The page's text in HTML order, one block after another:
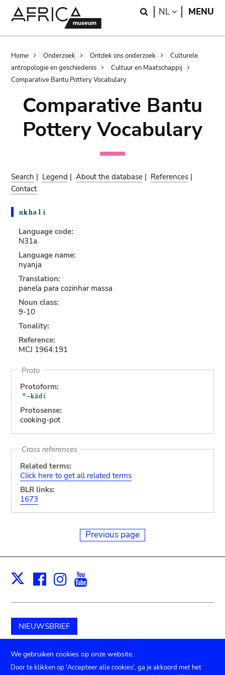
Search
NL LANGUAGE
MENU
Breadcrumb
Home Onderzoek Ontdek ons onderzoek
Culturele
antropologie en geschiedenis
Cultuur en Maatschappij
Comparative Bantu Pottery Vocabulary
Comparative Bantu
Pottery Vocabulary
Search | Legend |About the database | References |
Contact
Language code:
N31a
Language name:
nyanja
Translation:
panela para cozinhar massa
Noun class:
9-10
Tonality:
Reference:
MCJ 1964:191
Proto
Protoform:
Protosense:
cooking-pot
Cross references
Related terms:
Click here to get all related terms
BLR links:
1673
Previous page
X Facebook
Instagram
NIEUWSBRIEF
Schenk aan het museum
We gebruiken cookies op onze website.
Door te klikken op 'Accepteer alle cookies', ga je akkoord met het